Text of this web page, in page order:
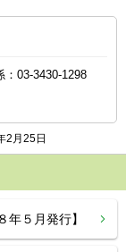
03-3430-1298
2月25日
５月発行】